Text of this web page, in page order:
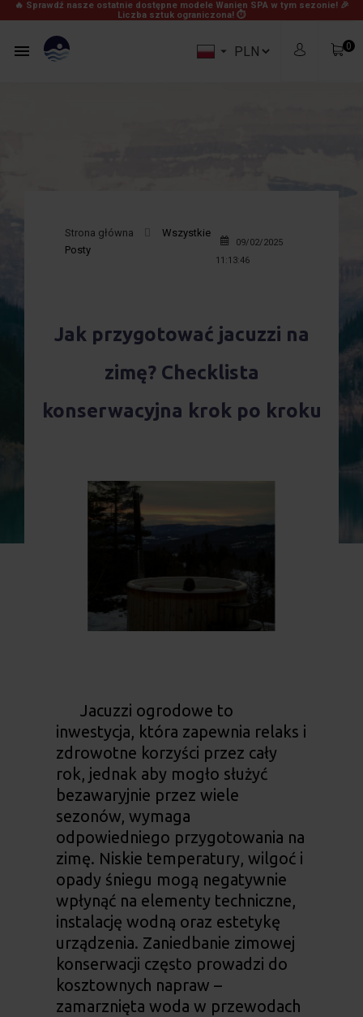
🔥 Sprawdź nasze ostatnie dostępne modele Wanien SPA w tym sezonie! 🎉
Liczba sztuk ograniczona! ⏱
 
Zobacz Koszyk
Realizacja Zamówienia
0
Strona główna
Wszystkie
Posty
09/02/2025
11:13:46
Jak przygotować jacuzzi na
zimę? Checklista
konserwacyjna krok po kroku
Jacuzzi ogrodowe to
inwestycja, która zapewnia relaks i
zdrowotne korzyści przez cały
rok, jednak aby mogło służyć
bezawaryjnie przez wiele
sezonów, wymaga
odpowiedniego przygotowania na
zimę. Niskie temperatury, wilgoć i
opady śniegu mogą negatywnie
wpłynąć na elementy techniczne,
instalację wodną oraz estetykę
urządzenia. Zaniedbanie zimowej
konserwacji często prowadzi do
kosztownych napraw –
zamarznięta woda w przewodach